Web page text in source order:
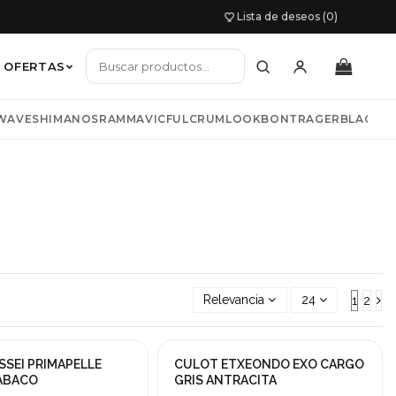
Lista de deseos (0)
OFERTAS
SHIMANOSRAM MAVICFULCRUM LOOKBONTRAGER
Relevancia 24 1 2
PRIMAPELLE
¡En oferta!
CULOT ETXEONDO EXO CARGO
GRIS ANTRACITA